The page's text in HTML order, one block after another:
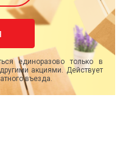
единоразово только в
акциями. Действует
въезда.